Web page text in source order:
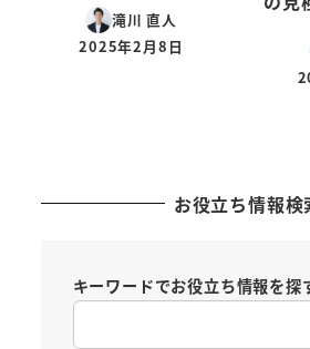
滝川 直人
投稿日
2025年2月8日
お役立ち情報検
キーワードでお役立ち情報を探